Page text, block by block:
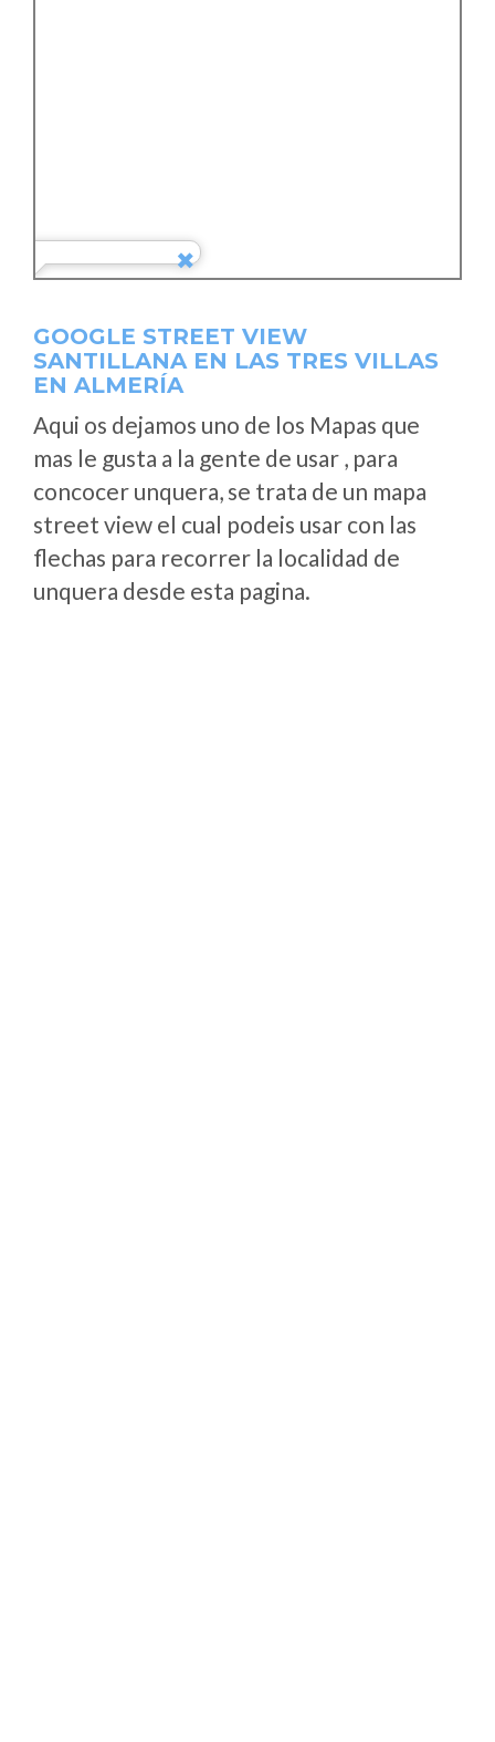
GOOGLE STREET VIEW
SANTILLANA EN LAS TRES VILLAS
EN ALMERÍA
Aqui os dejamos uno de los Mapas que
mas le gusta a la gente de usar , para
concocer unquera, se trata de un mapa
street view el cual podeis usar con las
flechas para recorrer la localidad de
unquera desde esta pagina.